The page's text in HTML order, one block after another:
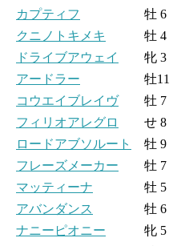
カプティフ
牡 6
クニノトキメキ
牡 4
ドライブアウェイ
牝 3
アードラー 牡11
コウエイブレイヴ牡 7
フィリオアレグロ
せ 8
ロードアブソルート
牡 9
フレーズメーカー 牡 7
マッティーナ 牡 5
アバンダンス
牡 6
ナニーピオニー 牝 5